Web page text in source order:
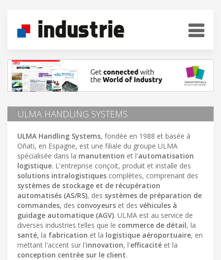
ULMA HANDLING SYSTEMS
ULMA Handling Systems, fondée en 1988 et basée à
Oñati, en Espagne, est une filiale du groupe ULMA
spécialisée dans la manutention et l'automatisation
logistique. L'entreprise conçoit, produit et installe des
solutions intralogistiques complètes, comprenant des
systèmes de stockage et de récupération
automatisés (AS/RS), des systèmes de préparation de
commandes, des convoyeurs et des véhicules à
guidage automatique (AGV). ULMA est au service de
diverses industries telles que le commerce de détail, la
santé, la fabrication et la logistique aéroportuaire, en
mettant l'accent sur l'innovation, l'efficacité et la
conception centrée sur le client.